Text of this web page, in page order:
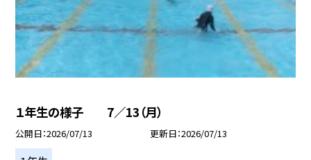
１年生の様子 7／13（月）
公開日 2026/07/13 更新日 2026/07/13